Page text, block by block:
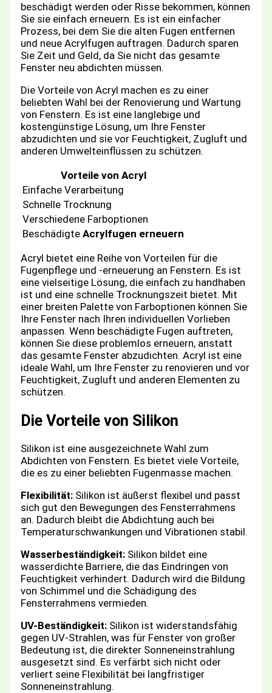
beschädigt werden oder Risse bekommen, können
Sie sie einfach erneuern. Es ist ein einfacher
Prozess, bei dem Sie die alten Fugen entfernen
und neue Acrylfugen auftragen. Dadurch sparen
Sie Zeit und Geld, da Sie nicht das gesamte
Fenster neu abdichten müssen.
Die Vorteile von Acryl machen es zu einer
beliebten Wahl bei der Renovierung und Wartung
von Fenstern. Es ist eine langlebige und
kostengünstige Lösung, um Ihre Fenster
abzudichten und sie vor Feuchtigkeit, Zugluft und
anderen Umwelteinflüssen zu schützen.
Vorteile von Acryl
Einfache Verarbeitung
Schnelle Trocknung
Verschiedene Farboptionen
BeschädigteAcrylfugen erneuern
Acryl bietet eine Reihe von Vorteilen für die
Fugenpflege und -erneuerung an Fenstern. Es ist
eine vielseitige Lösung, die einfach zu handhaben
ist und eine schnelle Trocknungszeit bietet. Mit
einer breiten Palette von Farboptionen können Sie
Ihre Fenster nach Ihren individuellen Vorlieben
anpassen. Wenn beschädigte Fugen auftreten,
können Sie diese problemlos erneuern, anstatt
das gesamte Fenster abzudichten. Acryl ist eine
ideale Wahl, um Ihre Fenster zu renovieren und vor
Feuchtigkeit, Zugluft und anderen Elementen zu
schützen.
Die Vorteile von Silikon
Silikon ist eine ausgezeichnete Wahl zum
Abdichten von Fenstern. Es bietet viele Vorteile,
die es zu einer beliebten Fugenmasse machen.
Flexibilität: Silikon ist äußerst flexibel und passt
sich gut den Bewegungen des Fensterrahmens
an. Dadurch bleibt die Abdichtung auch bei
Temperaturschwankungen und Vibrationen stabil.
Wasserbeständigkeit: Silikon bildet eine
wasserdichte Barriere, die das Eindringen von
Feuchtigkeit verhindert. Dadurch wird die Bildung
von Schimmel und die Schädigung des
Fensterrahmens vermieden.
UV-Beständigkeit: Silikon ist widerstandsfähig
gegen UV-Strahlen, was für Fenster von großer
Bedeutung ist, die direkter Sonneneinstrahlung
ausgesetzt sind. Es verfärbt sich nicht oder
verliert seine Flexibilität bei langfristiger
Sonneneinstrahlung.